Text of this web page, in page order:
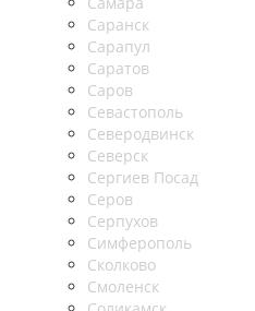
Саранск
Сарапул
Саратов
Саров
Севастополь
Северодвинск
Северск
Сергиев Посад
Серов
Серпухов
Симферополь
Сколково
Смоленск